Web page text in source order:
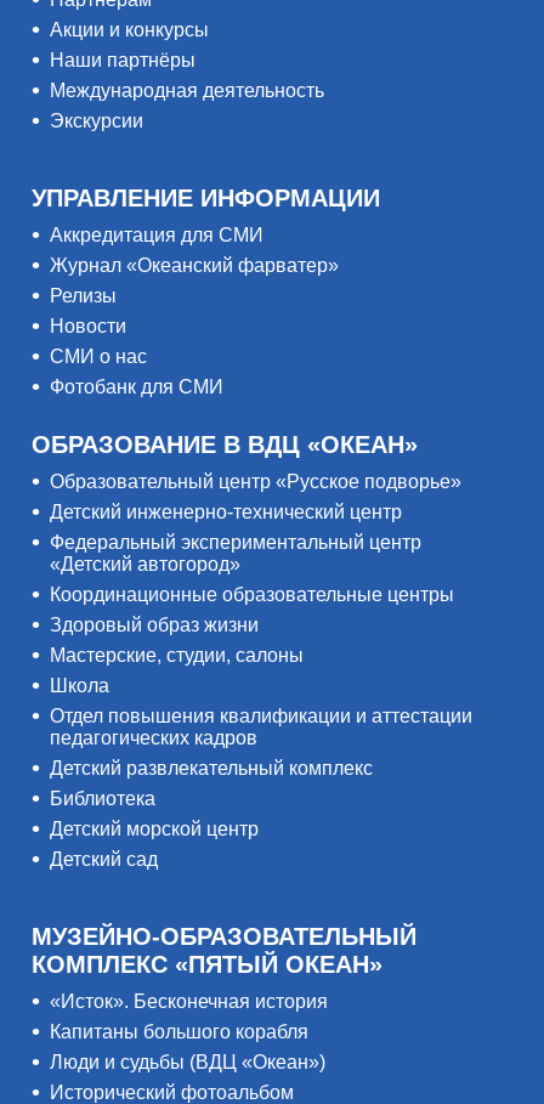
Акции и конкурсы
Наши партнёры
Международная деятельность
Экскурсии
УПРАВЛЕНИЕ ИНФОРМАЦИИ
Аккредитация для СМИ
Журнал «Океанский фарватер»
Релизы
Новости
СМИ о нас
Фотобанк для СМИ
ОБРАЗОВАНИЕ В ВДЦ «ОКЕАН»
Образовательный центр «Русское подворье»
Детский инженерно-технический центр
Федеральный экспериментальный центр
«Детский автогород»
Координационные образовательные центры
Здоровый образ жизни
Мастерские, студии, салоны
Школа
Отдел повышения квалификации и аттестации
педагогических кадров
Детский развлекательный комплекс
Библиотека
Детский морской центр
Детский сад
МУЗЕЙНО-ОБРАЗОВАТЕЛЬНЫЙ
КОМПЛЕКС «ПЯТЫЙ ОКЕАН»
«Исток». Бесконечная история
Капитаны большого корабля
Люди и судьбы (ВДЦ «Океан»)
Исторический фотоальбом